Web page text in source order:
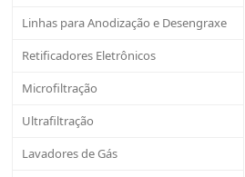
Linhas para Anodização e Desengraxe
Retificadores Eletrônicos
Microfiltração
Ultrafiltração
Lavadores de Gás